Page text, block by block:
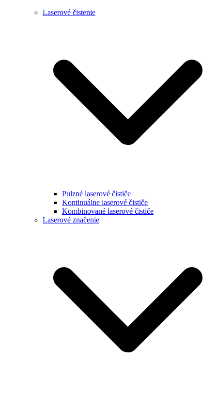
Laserové čistenie
Pulzné laserové čističe
Kontinuálne laserové čističe
Kombinované laserové čističe
Laserové značenie